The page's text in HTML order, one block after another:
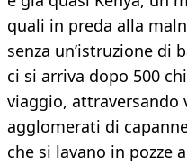
quali in preda alla
senza un’istruzione di
ci si arriva dopo 500
viaggio, attraversando
agglomerati di
che si lavano in pozze